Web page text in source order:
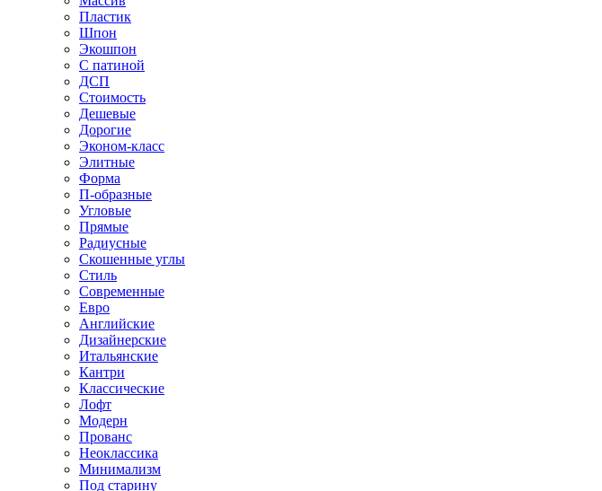
Пластик
Шпон
Экошпон
С патиной
ДСП
Стоимость
Дешевые
Дорогие
Эконом-класс
Элитные
Форма
П-образные
Угловые
Прямые
Радиусные
Скошенные углы
Стиль
Современные
Евро
Английские
Дизайнерские
Итальянские
Кантри
Классические
Лофт
Модерн
Прованс
Неоклассика
Минимализм
Под старину